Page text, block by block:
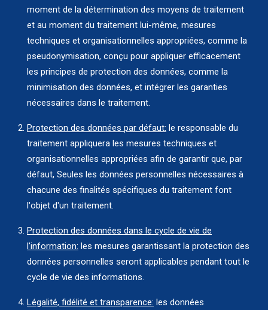
moment de la détermination des moyens de traitement
et au moment du traitement lui-même, mesures
techniques et organisationnelles appropriées, comme la
pseudonymisation, conçu pour appliquer efficacement
les principes de protection des données, comme la
minimisation des données, et intégrer les garanties
nécessaires dans le traitement.
Protection des données par défaut: le responsable du
traitement appliquera les mesures techniques et
organisationnelles appropriées afin de garantir que, par
défaut, Seules les données personnelles nécessaires à
chacune des finalités spécifiques du traitement font
l'objet d'un traitement.
Protection des données dans le cycle de vie de
l'information: les mesures garantissant la protection des
données personnelles seront applicables pendant tout le
cycle de vie des informations.
Légalité, fidélité et transparence: les données